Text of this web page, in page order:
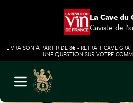
La Cave du
Caviste de
LIVRAISON À PARTIR DE 8€ - RETRAIT CAVE
UNE QUESTION SUR VOTRE
Aller au contenu
Ouvrir le menu